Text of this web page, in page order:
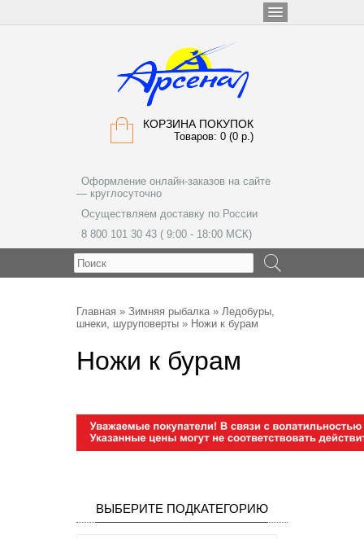
КОРЗИНА ПОКУПОК
Товаров: 0 (0 р.)
Оформление онлайн-заказов на сайте
— круглосуточно
Осуществляем доставку по России
8 800 101 30 43 ( 9:00 - 18:00 МСК)
Главная » Зимняя рыбалка» Ледобуры,
шнеки, шуруповерты » Ножи к бурам
Ножи к бурам
ВЫБЕРИТЕ ПОДКАТЕГОРИЮ